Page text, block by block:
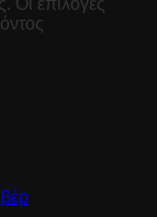
Οι επιλογές